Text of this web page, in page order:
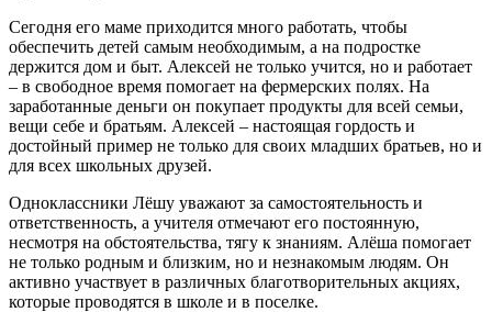
Сегодня его маме приходится много работать, чтобы
обеспечить детей самым необходимым, а на подростке
держится дом и быт. Алексей не только учится, но и работает
– в свободное время помогает на фермерских полях. На
заработанные деньги он покупает продукты для всей семьи,
вещи себе и братьям. Алексей – настоящая гордость и
достойный пример не только для своих младших братьев, но и
для всех школьных друзей.
Одноклассники Лёшу уважают за самостоятельность и
ответственность, а учителя отмечают его постоянную,
несмотря на обстоятельства, тягу к знаниям. Алёша помогает
не только родным и близким, но и незнакомым людям. Он
активно участвует в различных благотворительных акциях,
которые проводятся в школе и в поселке.